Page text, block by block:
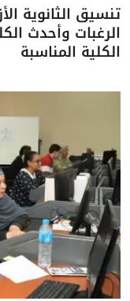
الرغبات وأحدث
الكلية المناسبة